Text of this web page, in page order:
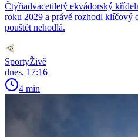
Čtyřiadvacetiletý ekvádorský
roku 2029 a právě rozhodl klíčový
pouštět nehodlá.
SportyŽivě
dnes, 17:16
4 min